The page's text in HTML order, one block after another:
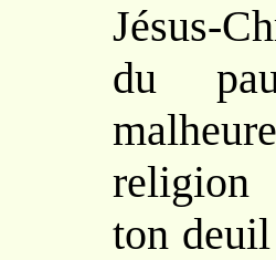
Jésus-
du
religion
ton